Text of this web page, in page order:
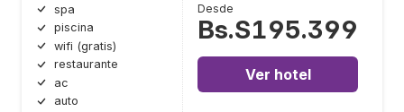
spa
piscina
wifi (gratis)
restaurante
ac
auto
Desde
Bs.S195.399
Ver hotel